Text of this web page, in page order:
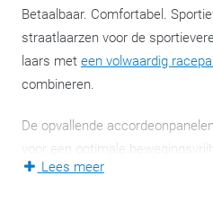
Betaalbaar. Comfortabel.
straatlaarzen voor de
laars met een volwaardig
combineren.
De opvallende
voor een optimale
De controle wordt er bovendien
Lees meer